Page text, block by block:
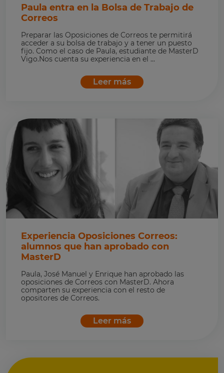
Paula entra en la Bolsa de Trabajo de
Correos
Preparar las Oposiciones de Correos te permitirá
acceder a su bolsa de trabajo y a tener un puesto
fijo. Como el caso de Paula, estudiante de MasterD
Vigo.Nos cuenta su experiencia en el ...
Leer más
Experiencia Oposiciones Correos:
alumnos que han aprobado con
MasterD
Paula, José Manuel y Enrique han aprobado las
oposiciones de Correos con MasterD. Ahora
comparten su experiencia con el resto de
opositores de Correos.
Leer más